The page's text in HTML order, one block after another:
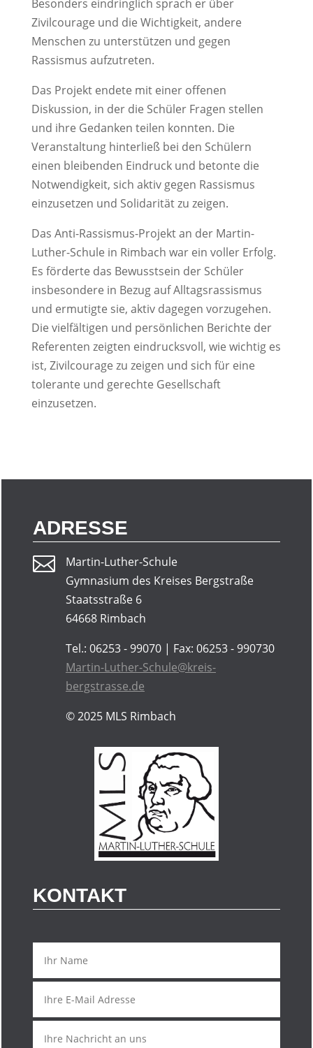
Besonders eindringlich sprach er über
Zivilcourage und die Wichtigkeit, andere
Menschen zu unterstützen und gegen
Rassismus aufzutreten.
Das Projekt endete mit einer offenen
Diskussion, in der die Schüler Fragen stellen
und ihre Gedanken teilen konnten. Die
Veranstaltung hinterließ bei den Schülern
einen bleibenden Eindruck und betonte die
Notwendigkeit, sich aktiv gegen Rassismus
einzusetzen und Solidarität zu zeigen.
Das Anti-Rassismus-Projekt an der Martin-
Luther-Schule in Rimbach war ein voller Erfolg.
Es förderte das Bewusstsein der Schüler
insbesondere in Bezug auf Alltagsrassismus
und ermutigte sie, aktiv dagegen vorzugehen.
Die vielfältigen und persönlichen Berichte der
Referenten zeigten eindrucksvoll, wie wichtig es
ist, Zivilcourage zu zeigen und sich für eine
tolerante und gerechte Gesellschaft
einzusetzen.
ADRESSE

Martin-Luther-Schule
Gymnasium des Kreises Bergstraße
Staatsstraße 6
64668 Rimbach
Tel.: 06253 - 99070 | Fax: 06253 - 990730
Martin-Luther-Schule@kreis-
bergstrasse.de
© 2025MLS Rimbach
KONTAKT